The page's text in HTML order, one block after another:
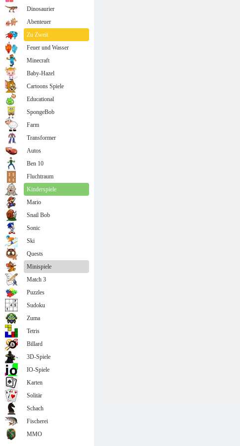
Dinosaurier
Abenteuer
Zu Zweit
Feuer und Wasser
Minecraft
Baby-Hazel
Cartoons Spiele
Educational
SpongeBob
Farm
Transformer
Autos
Ben 10
Fluchtraum
Kinderspiele
Mario
Snail Bob
Sonic
Ski
Quests
Minispiele
Match 3
Puzzles
Sudoku
Zuma
Tetris
Billard
3D-Spiele
IO-Spiele
Karten
Solitär
Schach
Fischerei
MMO